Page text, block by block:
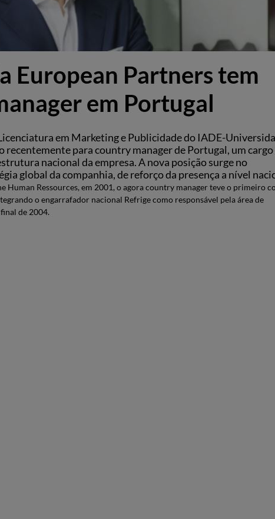
European Partners tem
em Portugal
em Marketing e Publicidade do IADE-
recentemente para country manager de Portugal, um
nacional da empresa. A nova posição surge no
global da companhia, de reforço da presença a nível
Human Ressources, em 2001, o agora country manager teve o primeiro
o engarrafador nacional Refrige como responsável pela área de
de 2004.